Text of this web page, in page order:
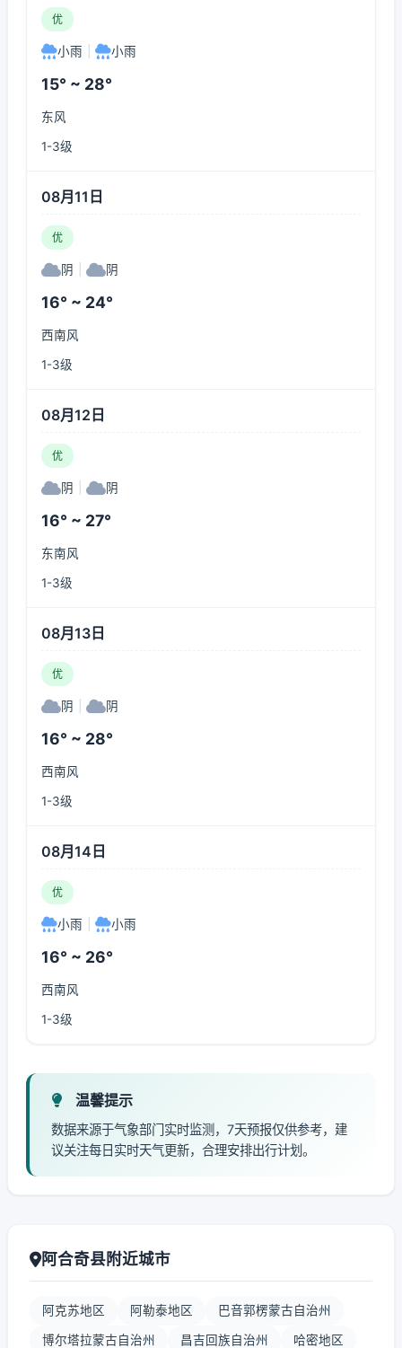
优
小雨 小雨
15° ~ 28°
东风
1-3级
08月11日
优
阴 阴
16° ~ 24°
西南风
1-3级
08月12日
优
阴 阴
16° ~ 27°
东南风
1-3级
08月13日
优
阴 阴
16° ~ 28°
西南风
1-3级
08月14日
优
小雨 小雨
16° ~ 26°
西南风
1-3级
温馨提示
数据来源于气象部门实时监测，7天预报仅供参考，建
议关注每日实时天气更新，合理安排出行计划。
阿合奇县附近城市
阿克苏地区 阿勒泰地区 巴音郭楞蒙古自治州
博尔塔拉蒙古自治州 昌吉回族自治州 哈密地区